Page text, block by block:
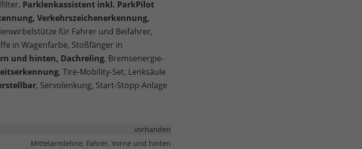
Parklenkassistent inkl. ParkPilot
Verkehrszeichenerkennung,
für Fahrer und Beifahrer,
in Wagenfarbe, Stoßfänger in
und hinten, Dachreling, Bremsenergie-
, Tire-Mobility-Set, Lenksäule
, Servolenkung, Start-Stopp-Anlage
vorhanden
Mittelarmlehne, Fahrer, Vorne und hinten